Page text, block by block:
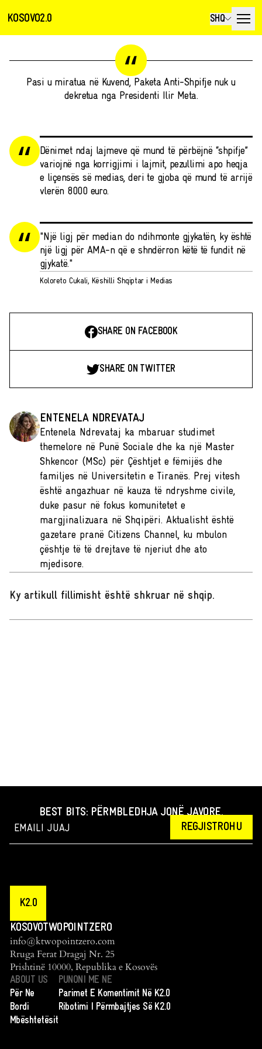
KOSOVO2.0 SHQ
Pasi u miratua në Kuvend, Paketa Anti-Shpifje nuk u
dekretua nga Presidenti Ilir Meta.
Dënimet ndaj lajmeve që mund të përbëjnë “shpifje”
variojnë nga korrigjimi i lajmit, pezullimi apo heqja
e liçensës së medias, deri te gjoba që mund të arrijë
vlerën 8000 euro.
"Një ligj për median do ndihmonte gjykatën, ky është
një ligj për AMA-n që e shndërron këtë të fundit në
gjykatë."
Koloreto Cukali, Këshilli Shqiptar i Medias
SHARE ON FACEBOOK
SHARE ON TWITTER
ENTENELA NDREVATAJ
Entenela Ndrevataj ka mbaruar studimet
themelore në Punë Sociale dhe ka një Master
Shkencor (MSc) për Çështjet e fëmijës dhe
familjes në Universitetin e Tiranës. Prej vitesh
është angazhuar në kauza të ndryshme civile,
duke pasur në fokus komunitetet e
margjinalizuara në Shqipëri. Aktualisht është
gazetare pranë Citizens Channel, ku mbulon
çështje të të drejtave të njeriut dhe ato
mjedisore.
Ky artikull fillimisht është shkruar në shqip.
BEST BITS: PËRMBLEDHJA JONË JAVORE.
REGJISTROHU
K2.0
KOSOVOTWOPOINTZERO
info@ktwopointzero.com
Rruga Ferat Dragaj Nr. 25
Prishtinë 10000, Republika e Kosovës
ABOUT US
Për Ne
Bordi
Mbështetësit
PUNONI ME NE
Parimet E Komentimit Në K2.0
Ribotimi I Përmbajtjes Së K2.0